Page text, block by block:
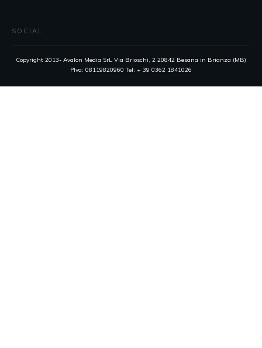
SOCIAL
Copyright 2013- Avalon Media SrL Via Brioschi, 2 20842 Besana in Brianza (MB)
PIva: 08119820960 Tel: + 39 0362 1841026